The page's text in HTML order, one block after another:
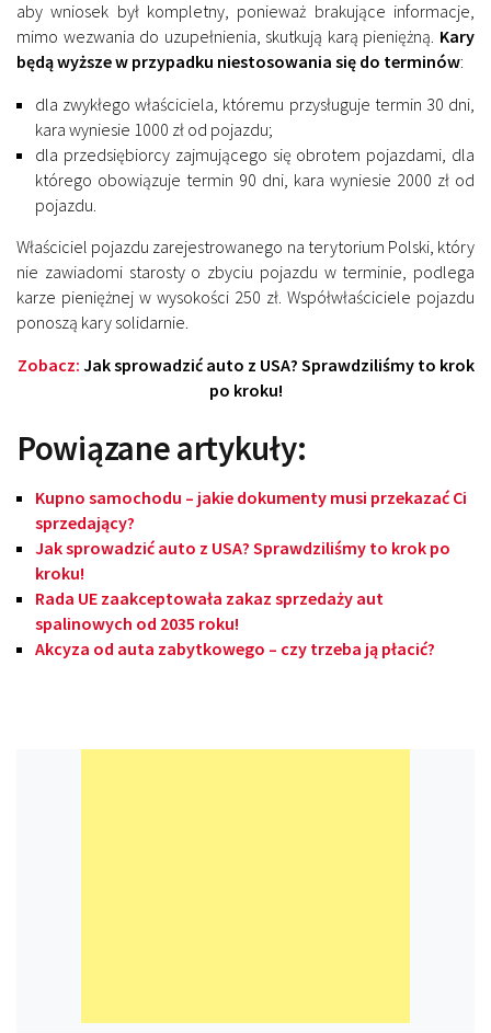
aby wniosek był kompletny, ponieważ brakujące informacje,
mimo wezwania do uzupełnienia, skutkują karą pieniężną. Kary
będą wyższe w przypadku niestosowania się do terminów:
dla zwykłego właściciela, któremu przysługuje termin 30 dni,
kara wyniesie 1000 zł od pojazdu;
dla przedsiębiorcy zajmującego się obrotem pojazdami, dla
którego obowiązuje termin 90 dni, kara wyniesie 2000 zł od
pojazdu.
Właściciel pojazdu zarejestrowanego na terytorium Polski, który
nie zawiadomi starosty o zbyciu pojazdu w terminie, podlega
karze pieniężnej w wysokości 250 zł. Współwłaściciele pojazdu
ponoszą kary solidarnie.
Zobacz: Jak sprowadzić auto z USA? Sprawdziliśmy to krok
po kroku!
Powiązane artykuły:
Kupno samochodu – jakie dokumenty musi przekazać Ci
sprzedający?
Jak sprowadzić auto z USA? Sprawdziliśmy to krok po
kroku!
Rada UE zaakceptowała zakaz sprzedaży aut
spalinowych od 2035 roku!
Akcyza od auta zabytkowego – czy trzeba ją płacić?